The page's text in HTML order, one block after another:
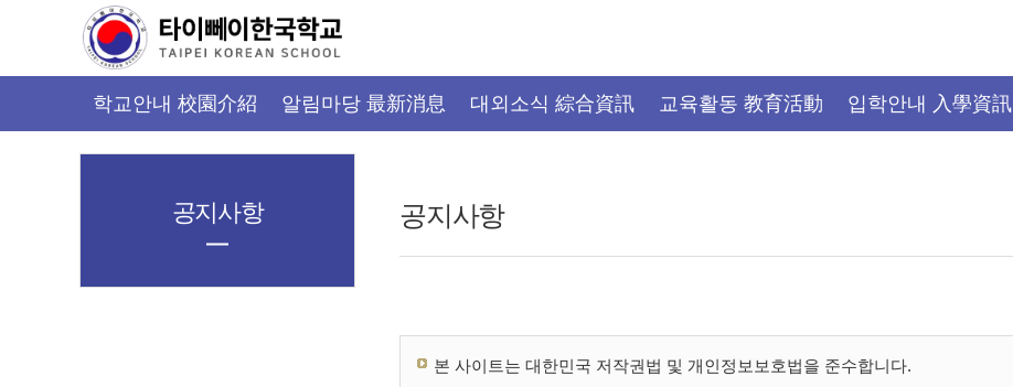
학교안내 校園介紹 알림마당 最新消息 대외소식 綜合資訊 교육활동 教育活動 입학안내 入學資訊
공지사항
본 사이트는 대한민국 저작권법 및 개인정보보호법을 준수합니다.
공지사항